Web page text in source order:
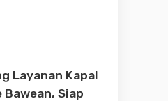
Layanan Kapal
Bawean, Siap